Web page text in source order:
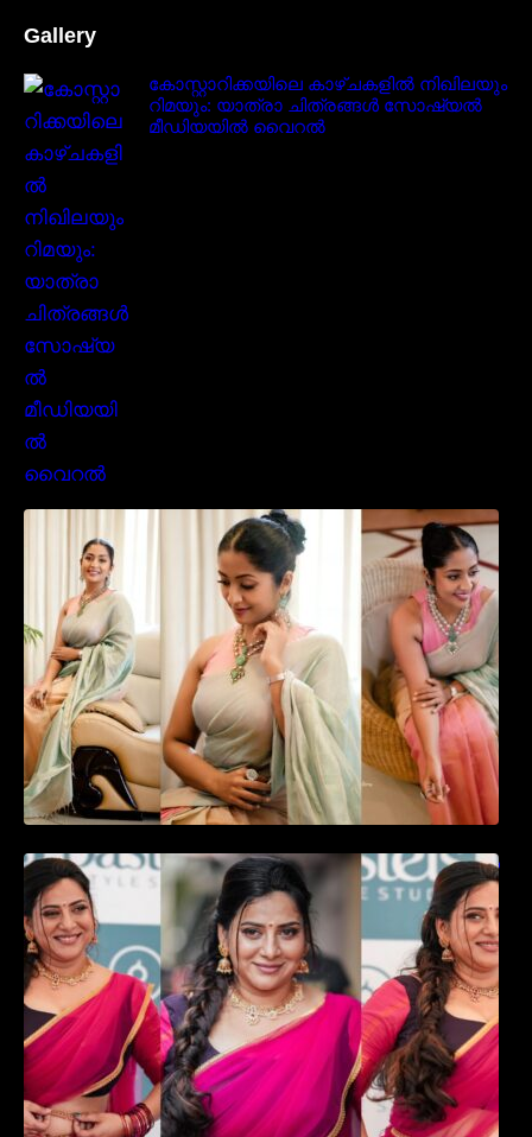
Gallery
കോസ്റ്റാറിക്കയിലെ കാഴ്ചകളിൽ നിഖിലയും
റിമയും: യാത്രാ ചിത്രങ്ങൾ സോഷ്യൽ
മീഡിയയിൽ വൈറൽ
സാരിയിൽ സുന്ദരിയായി മലയിലകളുടെ
പ്രിയ താരം നവ്യാ നായർ| Malayalam
favourite actress Navya Nair cute in saree
ഉദ്ഘാടന വേദിയിൽ ആരാധരെ മയക്കുന്ന
തകർപ്പൻ ഡൻസുമായി അന്ന രാജൻ..